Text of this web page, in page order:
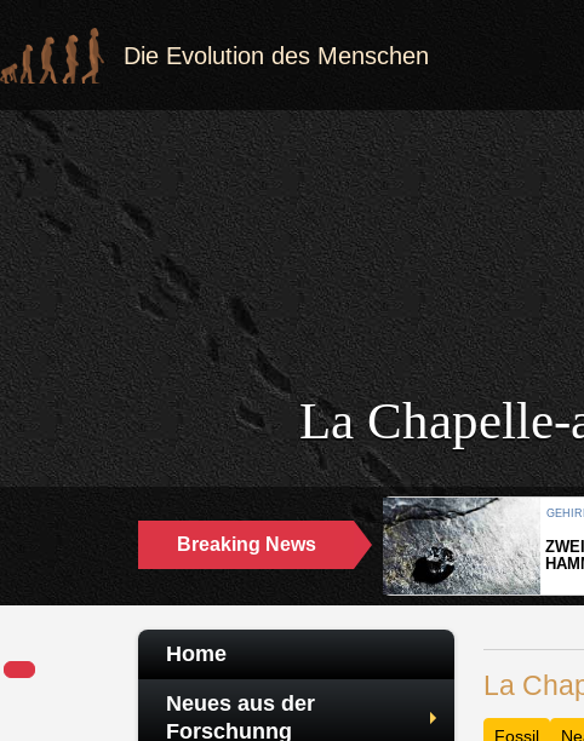
Die Evolution des Menschen
La Chapelle-
Breaking News WER
GEHIRN | HOMO |
ZWEITE MENSCHENAFFENART IN DER
HAMMERSCHMIEDE ENTDECKT
Home
Neues aus der
Forschunng
La
Fossil